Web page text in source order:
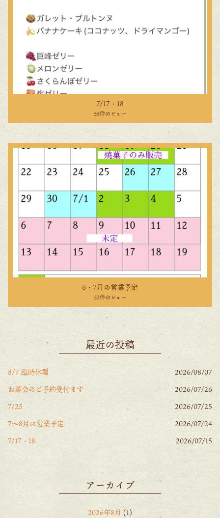
7/17・18
55件のビュー
6・7月の営業予定
53件のビュー
最近の投稿
8/7 臨時休業
2026/08/07
お茶会のご予約受付ます
2026/07/26
7/25
2026/07/25
7〜8月の営業予定
2026/07/24
7/17・18
2026/07/15
アーカイブ
2026年8月 (1)